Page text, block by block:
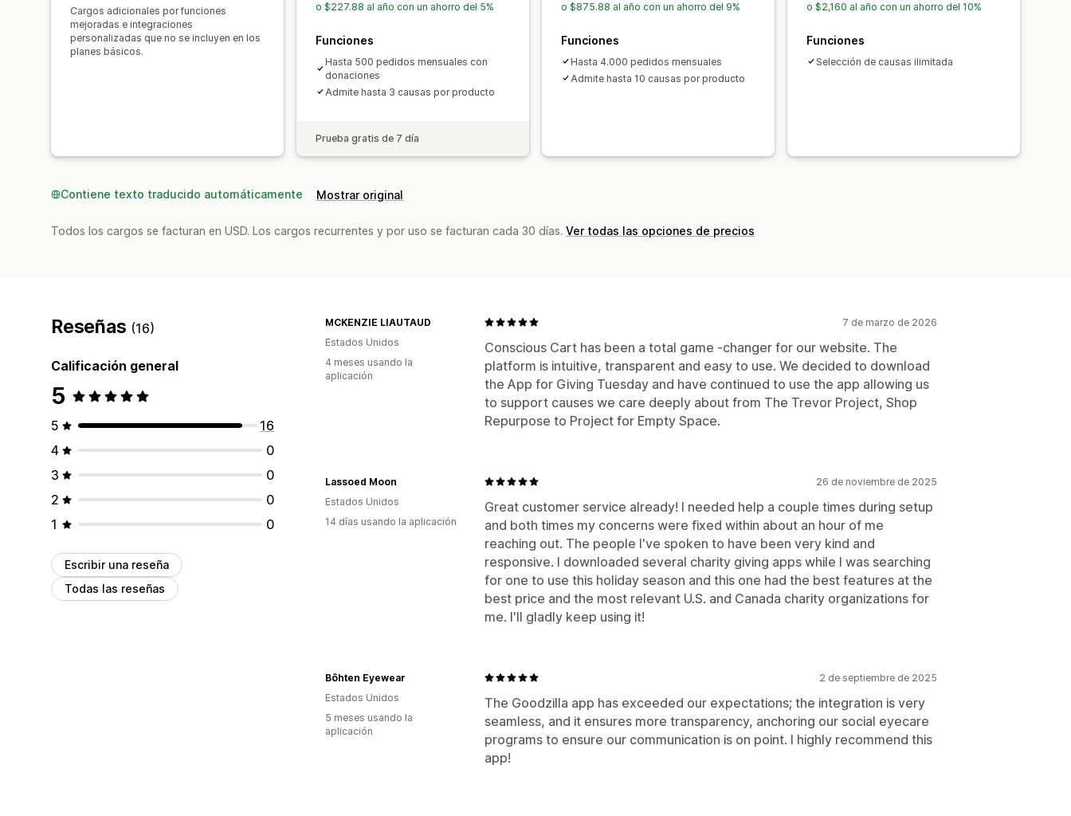
Cargos adicionales por funciones
mejoradas e integraciones
personalizadas que no se incluyen en los
planes básicos.
o $227.88 al año con un ahorro del 5%
Funciones
Hasta 500 pedidos mensuales con
donaciones
Admite hasta 3 causas por producto
Prueba gratis de 7 día
o $875.88 al año con un ahorro del 9%
Funciones
Hasta 4.000 pedidos mensuales
Admite hasta 10 causas por producto
o $2,160 al año con un ahorro del 10%
Funciones
Selección de causas ilimitada
Contiene texto traducido automáticamente Mostrar original
Todos los cargos se facturan en USD. Los cargos recurrentes y por uso se facturan cada 30 días. Ver todas las opciones de precios
Reseñas (16)
Calificación general
5
5
16
4
0
3
0
2
0
1
0
Escribir una reseña
Todas las reseñas
7 de marzo de 2026
Conscious Cart has been a total game -changer for our website. The
platform is intuitive, transparent and easy to use. We decided to download
the App for Giving Tuesday and have continued to use the app allowing us
to support causes we care deeply about from The Trevor Project, Shop
Repurpose to Project for Empty Space.
MCKENZIE LIAUTAUD
Estados Unidos
4 meses usando la
aplicación
26 de noviembre de 2025
Great customer service already! I needed help a couple times during setup
and both times my concerns were fixed within about an hour of me
reaching out. The people I've spoken to have been very kind and
responsive. I downloaded several charity giving apps while I was searching
for one to use this holiday season and this one had the best features at the
best price and the most relevant U.S. and Canada charity organizations for
me. I'll gladly keep using it!
Lassoed Moon
Estados Unidos
14 días usando la aplicación
2 de septiembre de 2025
The Goodzilla app has exceeded our expectations; the integration is very
seamless, and it ensures more transparency, anchoring our social eyecare
programs to ensure our communication is on point. I highly recommend this
app!
Bôhten Eyewear
Estados Unidos
5 meses usando la
aplicación